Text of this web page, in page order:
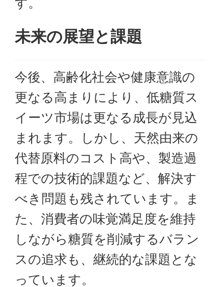
す。
未来の展望と課題
今後、高齢化社会や健康意識の
更なる高まりにより、低糖質ス
イーツ市場は更なる成長が見込
まれます。しかし、天然由来の
代替原料のコスト高や、製造過
程での技術的課題など、解決す
べき問題も残されています。ま
た、消費者の味覚満足度を維持
しながら糖質を削減するバラン
スの追求も、継続的な課題とな
っています。